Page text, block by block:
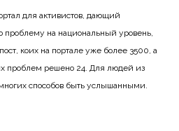
для активистов, дающий
проблему на национальный уровень,
коих на портале уже более 3500, а
проблем решено 24. Для людей из
способов быть услышанными.